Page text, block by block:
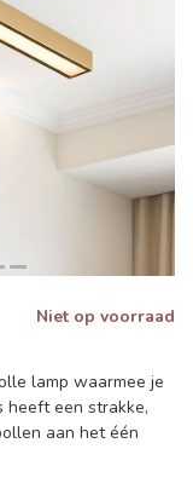
Niet op voorraad
lamp waarmee je
heeft een strakke,
aan het één